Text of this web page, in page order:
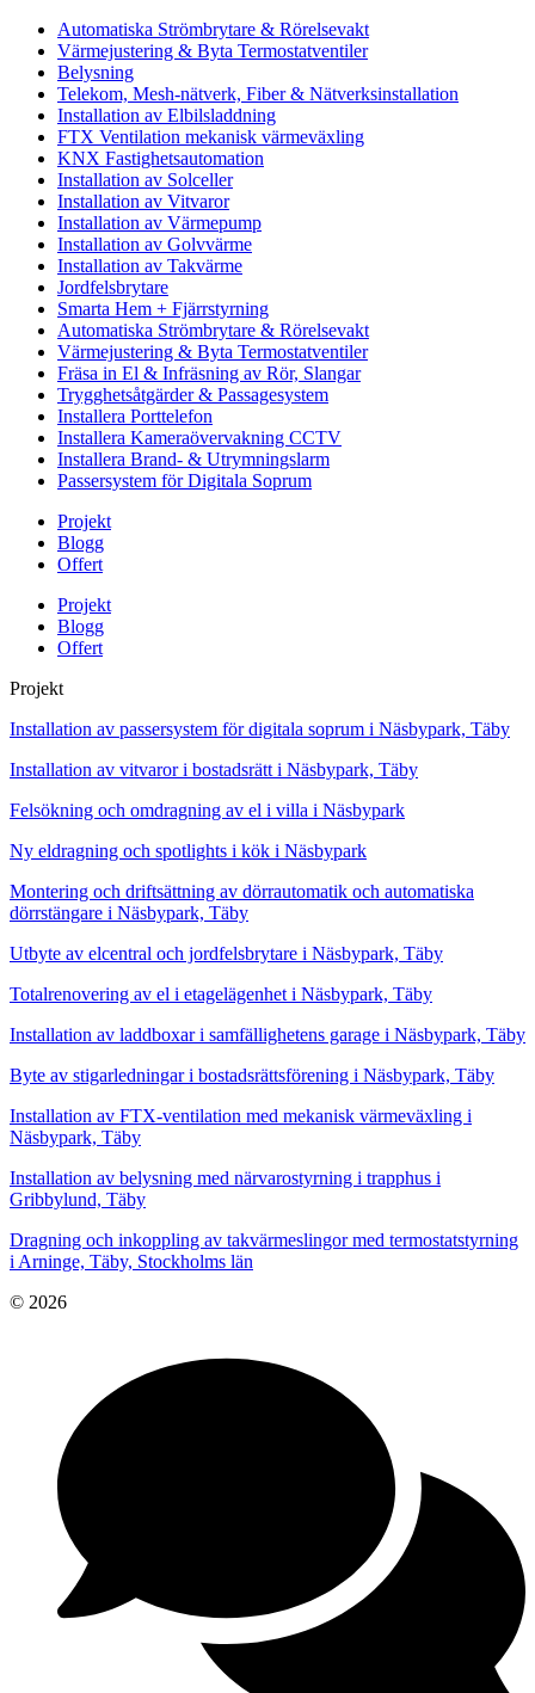
Automatiska Strömbrytare & Rörelsevakt
Värmejustering & Byta Termostatventiler
Belysning
Telekom, Mesh-nätverk, Fiber & Nätverksinstallation
Installation av Elbilsladdning
FTX Ventilation mekanisk värmeväxling
KNX Fastighetsautomation
Installation av Solceller
Installation av Vitvaror
Installation av Värmepump
Installation av Golvvärme
Installation av Takvärme
Jordfelsbrytare
Smarta Hem + Fjärrstyrning
Automatiska Strömbrytare & Rörelsevakt
Värmejustering & Byta Termostatventiler
Fräsa in El & Infräsning av Rör, Slangar
Trygghetsåtgärder & Passagesystem
Installera Porttelefon
Installera Kameraövervakning CCTV
Installera Brand- & Utrymningslarm
Passersystem för Digitala Soprum
Projekt
Blogg
Offert
Projekt
Blogg
Offert
Projekt
Installation av passersystem för digitala soprum i Näsbypark, Täby
Installation av vitvaror i bostadsrätt i Näsbypark, Täby
Felsökning och omdragning av el i villa i Näsbypark
Ny eldragning och spotlights i kök i Näsbypark
Montering och driftsättning av dörrautomatik och automatiska
dörrstängare i Näsbypark, Täby
Utbyte av elcentral och jordfelsbrytare i Näsbypark, Täby
Totalrenovering av el i etagelägenhet i Näsbypark, Täby
Installation av laddboxar i samfällighetens garage i Näsbypark, Täby
Byte av stigarledningar i bostadsrättsförening i Näsbypark, Täby
Installation av FTX-ventilation med mekanisk värmeväxling i
Näsbypark, Täby
Installation av belysning med närvarostyrning i trapphus i
Gribbylund, Täby
Dragning och inkoppling av takvärmeslingor med termostatstyrning
i Arninge, Täby, Stockholms län
© 2026